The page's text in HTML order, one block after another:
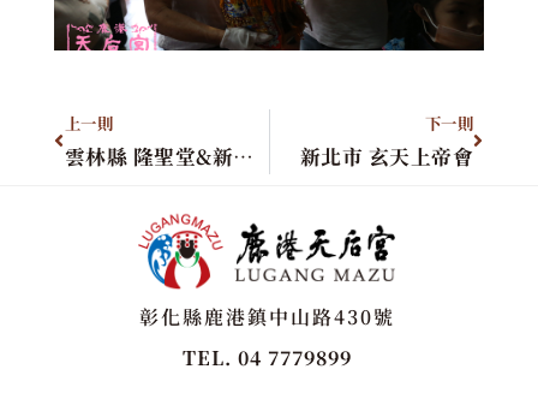
上一則
雲林縣 隆聖堂&新北市 龍玄宮
下一則
新北市 玄天上帝會
彰化縣鹿港鎮中山路430號
TEL. 04 7779899